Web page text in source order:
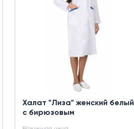
Халат "Лиза" женский белый
с бирюзовым